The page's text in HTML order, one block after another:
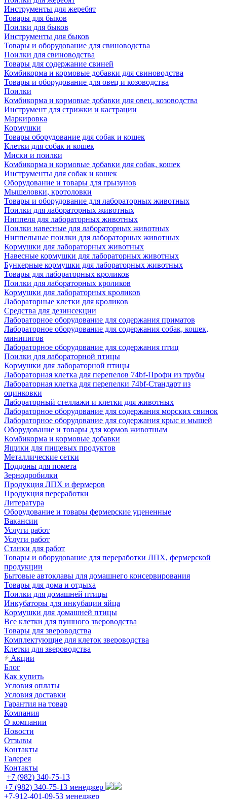
Инструменты для жеребят
Товары для быков
Поилки для быков
Инструменты для быков
Товары и оборудование для свиноводства
Поилки для свиноводства
Товары для содержание свиней
Комбикорма и кормовые добавки для свиноводства
Товары и оборудование для овец и козоводства
Поилки
Комбикорма и кормовые добавки для овец, козоводства
Инструмент для стрижки и кастрации
Маркировка
Кормушки
Товары оборудование для собак и кошек
Клетки для собак и кошек
Миски и поилки
Комбикорма и кормовые добавки для собак, кошек
Инструменты для собак и кошек
Оборудование и товары для грызунов
Мышеловки, кротоловки
Товары и оборудование для лабораторных животных
Поилки для лабораторных животных
Ниппеля для лабораторных животных
Поилки навесные для лабораторных животных
Ниппельные поилки для лабораторных животных
Кормушки для лабораторных животных
Навесные кормушки для лабораторных животных
Бункерные кормушки для лабораторных животных
Товары для лабораторных кроликов
Поилки для лабораторных кроликов
Кормушки для лабораторных кроликов
Лабораторные клетки для кроликов
Средства для дезинсекции
Лабораторное оборудование для содержания приматов
Лабораторное оборудование для содержания собак, кошек,
минипигов
Лабораторное оборудование для содержания птиц
Поилки для лабораторной птицы
Кормушки для лабораторной птицы
Лабораторная клетка для перепелов 74bf-Профи из трубы
Лабораторная клетка для перепелки 74bf-Стандарт из
оцинковки
Лабораторный стеллажи и клетки для животных
Лабораторное оборудование для содержания морских свинок
Лабораторное оборудование для содержания крыс и мышей
Оборудование и товары для кормов животным
Комбикорма и кормовые добавки
Ящики для пищевых продуктов
Металлические сетки
Поддоны для помета
Зернодробилки
Продукция ЛПХ и фермеров
Продукция переработки
Литература
Оборудование и товары фермерские уцененные
Вакансии
Услуги работ
Услуги работ
Станки для работ
Товары и оборудование для переработки ЛПХ, фермерской
продукции
Бытовые автоклавы для домашнего консервирования
Товары для дома и отдыха
Поилки для домашней птицы
Инкубаторы для инкубации яйца
Кормушки для домашней птицы
Все клетки для пушного звероводства
Товары для звероводства
Комплектующие для клеток звероводства
Клетки для звероводства
Акции
Блог
Как купить
Условия оплаты
Условия доставки
Гарантия на товар
Компания
О компании
Новости
Отзывы
Контакты
Галерея
Контакты
+7 (982) 340-75-13
+7 (982) 340-75-13 менеджер
+7-912-401-09-53 менеджер